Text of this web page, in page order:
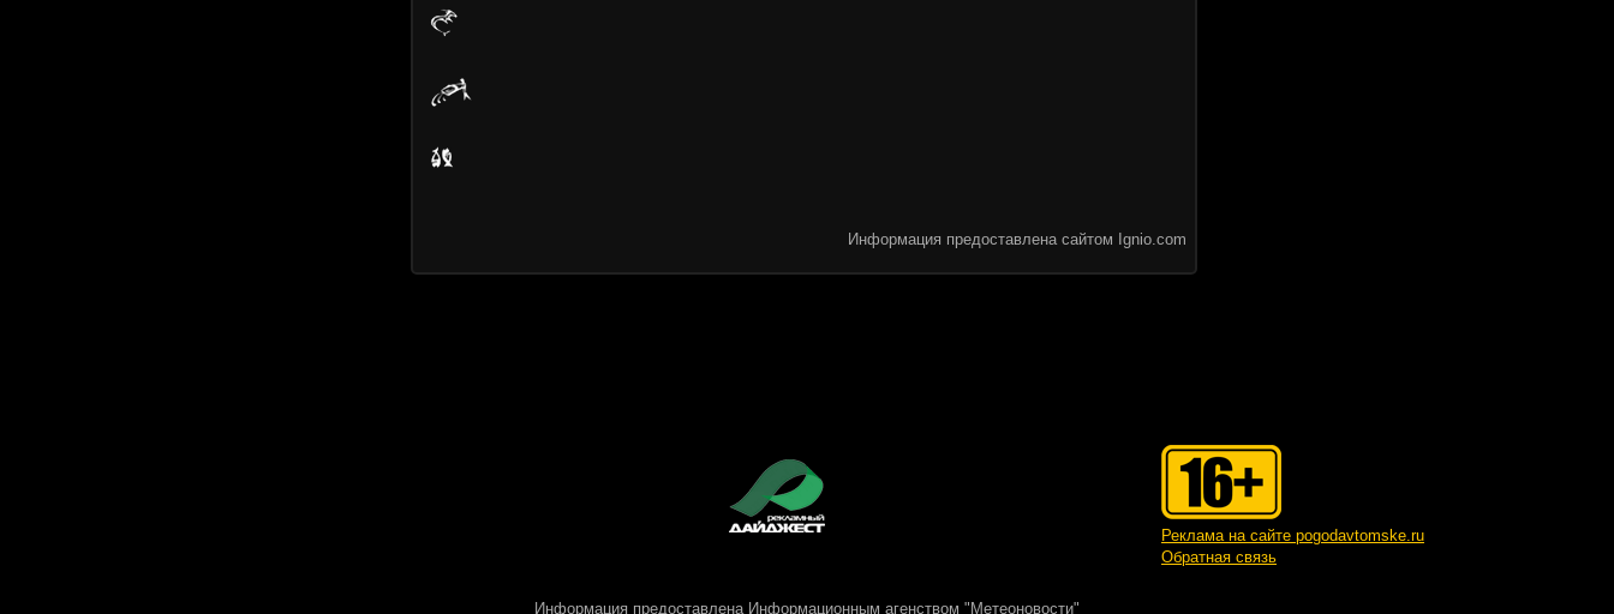
Информация предоставлена сайтом Ignio.com
Реклама на сайте pogodavtomske.ru
Обратная связь
Информация предоставлена Информационным агенством "Метеоновости"